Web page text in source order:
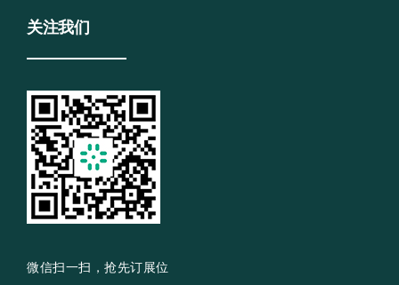
关注我们
微信扫一扫，抢先订展位